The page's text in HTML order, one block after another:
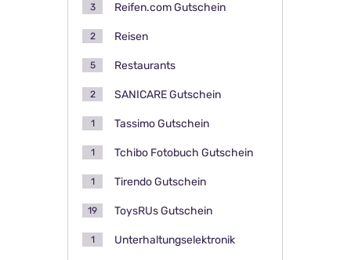
Reifen.com Gutschein
3
Reisen
2
Restaurants
5
SANICARE Gutschein
2
Tassimo Gutschein
1
Tchibo Fotobuch Gutschein
1
Tirendo Gutschein
1
ToysRUs Gutschein
19
Unterhaltungselektronik
1